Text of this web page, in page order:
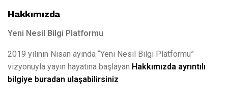
Hakkımızda
Yeni Nesil Bilgi Platformu
2019 yılının Nisan ayında “Yeni Nesil Bilgi Platformu”
vizyonuyla yayın hayatına başlayan Hakkımızda ayrıntılı
bilgiye buradan ulaşabilirsiniz